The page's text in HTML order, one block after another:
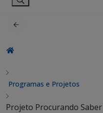
Programas e Projetos
Projeto Procurando Saber